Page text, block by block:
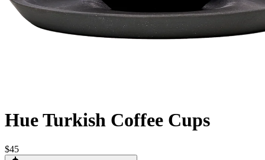
Hue Turkish Coffee Cups
$45